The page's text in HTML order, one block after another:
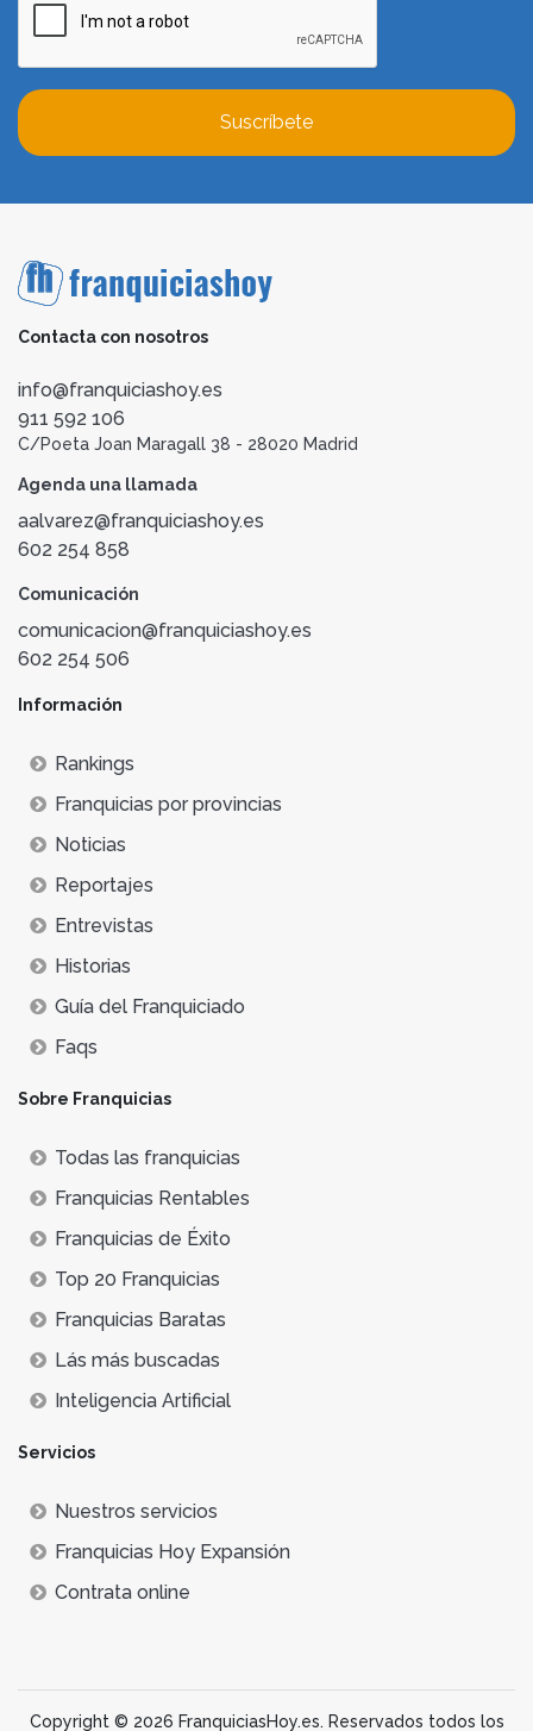
Suscríbete
Contacta con nosotros
info@franquiciashoy.es
911 592 106
C/Poeta Joan Maragall 38 - 28020 Madrid
Agenda una llamada
aalvarez@franquiciashoy.es
602 254 858
Comunicación
comunicacion@franquiciashoy.es
602 254 506
Información
Rankings
Franquicias por provincias
Noticias
Reportajes
Entrevistas
Historias
Guía del Franquiciado
Faqs
Sobre Franquicias
Todas las franquicias
Franquicias Rentables
Franquicias de Éxito
Top 20 Franquicias
Franquicias Baratas
Lás más buscadas
Inteligencia Artificial
Servicios
Nuestros servicios
Franquicias Hoy Expansión
Contrata online
Copyright © 2026 FranquiciasHoy.es. Reservados todos los